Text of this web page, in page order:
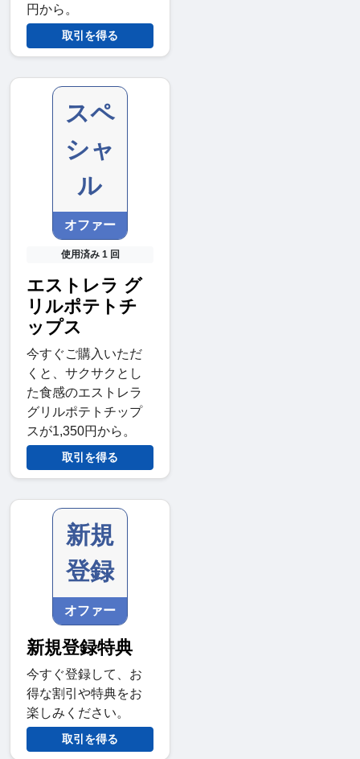
円から。
取引を得る
スペ
シャ
ル
オファー
使用済み 1 回
エストレラ グ
リルポテトチ
ップス
今すぐご購入いただ
くと、サクサクとし
た食感のエストレラ
グリルポテトチップ
スが1,350円から。
取引を得る
新規
登録
オファー
新規登録特典
今すぐ登録して、お
得な割引や特典をお
楽しみください。
取引を得る